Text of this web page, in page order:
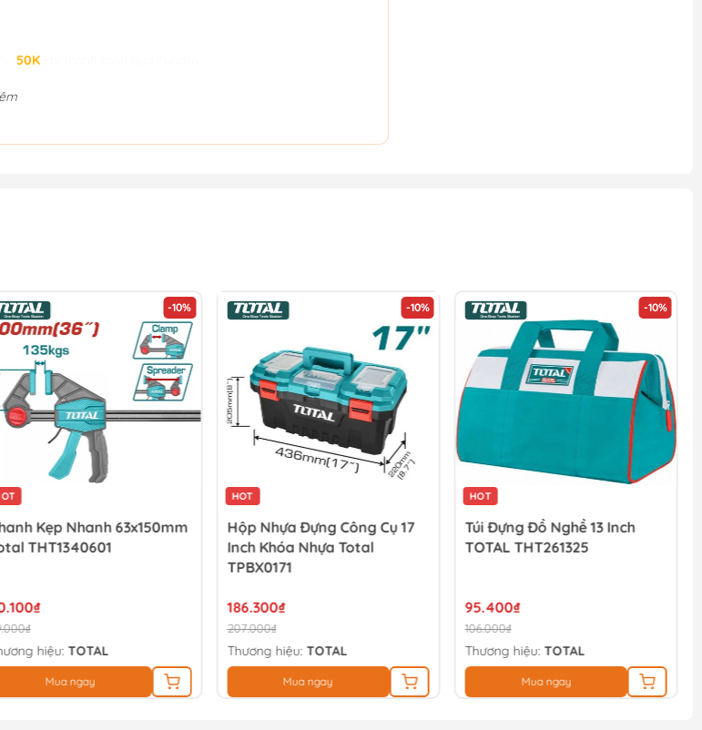
50K
-10%
Kẹp Nhanh 63x150mm
THT1340601
hiệu: TOTAL
Mua ngay
-10%
HOT
Hộp Nhựa Đựng Công Cụ 17
Inch Khóa Nhựa Total
TPBX0171
186.300₫
207.000₫
Thương hiệu: TOTAL
Mua ngay
-10%
HOT
Túi Đựng Đồ Nghề 13 Inch
TOTAL THT261325
95.400₫
106.000₫
Thương hiệu: TOTAL
Mua ngay